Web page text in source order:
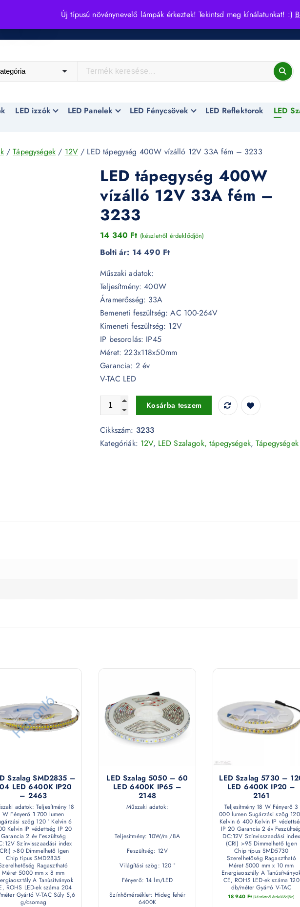
Új típusú növénynevelő lámpák érkeztek! Tekintsd meg kínálatunkat! :)
LED izzók LED Panelek LED Fénycsövek LED Reflektorok LED
/Tápegységek / 12V / LED tápegység 400W vízálló 12V 33A fém – 3233
LED tápegység 400W
vízálló 12V 33A fém –
3233
14 340 Ft (készletről érdeklődjön)
Bolti ár: 14 490 Ft
Műszaki adatok:
Teljesítmény: 400W
Áramerősség: 33A
Bemeneti feszültség: AC 100-264V
Kimeneti feszültség: 12V
IP besorolás: IP45
Méret: 223x118x50mm
Garancia: 2 év
V-TAC LED
LED tápegység 400W vízálló 12V 33A fém - 3233
Kosárba teszem
Cikkszám: 3233
Kategóriák: 12V, LED Szalagok, tápegységek,Tápegységek
Szalag SMD2835 –
LED 6400K IP20
– 2463
adatok: Teljesítmény 18
W Fényerő 1 700 lumen
szög 120 ° Kelvin 6
Kelvin IP védettség IP 20
Garancia 2 év Feszültség
Színvisszaadási index
>80 Dimmelhető Igen
Chip típus SMD2835
Ragasztható
Méret 5000 mm x 8 mm
A Tanúsítványok
ROHS LED-ek száma 204
Gyártó V-TAC Súly 5,6
g/csomag
LED Szalag 5050 – 60
LED 6400K IP65 –
2148
Műszaki adatok:
Teljesítmény: 10W/m /8A
Feszültség: 12V
Világítási szög: 120 °
Fényerő: 14 lm/LED
Színhőmérséklet: Hideg fehér
6400K
LED Szalag 5730 –
LED 6400K IP20 –
2161
Teljesítmény 18 W Fényerő 3
000 lumen Sugárzási szög 120
Kelvin 6 400 Kelvin IP
IP 20 Garancia 2 év
DC:12V Színvisszaadási index
(CRI) >95 Dimmelhető Igen
Chip típus SMD5730
Szerelhetőség Ragasztható
Méret 5000 mm x 10 mm
Energiaosztály A
CE, ROHS LED-ek száma 120
db/méter Gyártó V-TAC
18 940 Ft (készletről érdeklődjön)